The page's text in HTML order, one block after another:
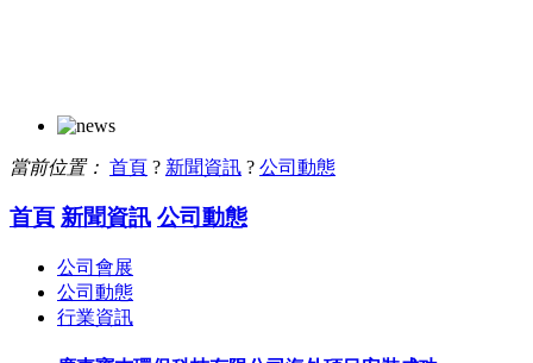
當前位置： 首頁 ? 新聞資訊 ? 公司動態
首頁 新聞資訊 公司動態
公司會展
公司動態
行業資訊